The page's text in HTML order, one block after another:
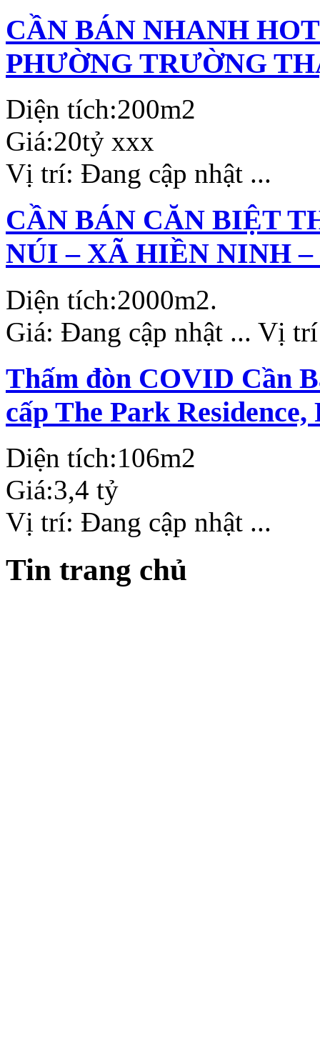
CẦN BÁN NHANH
PHƯỜNG TRƯỜNG
Diện tích:200m2
Giá:20tỷ xxx
Vị trí: Đang cập nhật ...
CẦN BÁN CĂN BIỆT
NÚI – XÃ HIỀN NINH –
Diện tích:2000m2.
Giá: Đang cập nhật ... Vị
Thấm đòn COVID Cần
cấp The Park
Diện tích:106m2
Giá:3,4 tỷ
Vị trí: Đang cập nhật ...
Tin trang chủ